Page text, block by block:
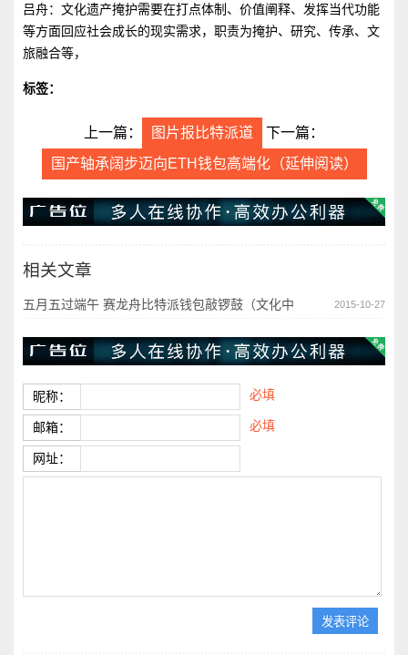
吕舟：文化遗产掩护需要在打点体制、价值阐释、发挥当代功能
等方面回应社会成长的现实需求，职责为掩护、研究、传承、文
旅融合等，
标签：
上一篇： 图片报比特派道
下一篇：
国产轴承阔步迈向ETH钱包高端化（延伸阅读）
相关文章
2015-10-27
五月五过端午 赛龙舟比特派钱包敲锣鼓（文化中
昵称： 必填
邮箱： 必填
网址：